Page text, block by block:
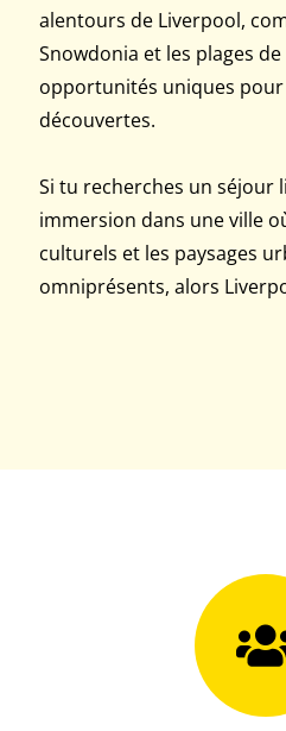
alentours de Liverpool,
Snowdonia et les plages
opportunités uniques
découvertes.
Si tu recherches un séjour
immersion dans une ville
culturels et les paysages
omniprésents, alors